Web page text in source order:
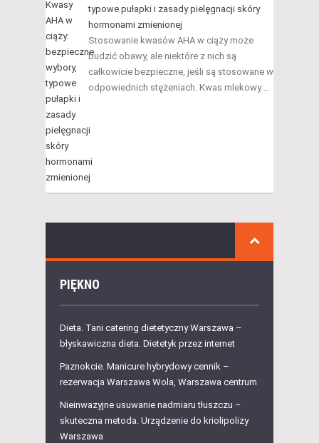
typowe pułapki i zasady pielęgnacji skóry
hormonami zmienionej
Stosowanie kwasów AHA w ciąży może
budzić obawy, ale niektóre z nich są
całkowicie bezpieczne, jeśli są stosowane w
odpowiednich stężeniach. Kwas mlekowy …
PIĘKNO
Dieta. Tani catering dietetyczny Warszawa –
błyskawiczna dieta. Dietetyk przez internet
Paznokcie. Manicure hybrydowy cennik –
rezerwacja Warszawa Wola, Warszawa centrum
Nieinwazyjne usuwanie nadmiaru tłuszczu –
skuteczna metoda. Urządzenie do kriolipolizy
Warszawa